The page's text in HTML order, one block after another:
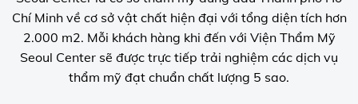
Chí Minh về cơ sở vật chất hiện đại với tổng diện tích hơn
2.000 m2. Mỗi khách hàng khi đến với Viện Thẩm Mỹ
Seoul Center sẽ được trực tiếp trải nghiệm các dịch vụ
thẩm mỹ đạt chuẩn chất lượng 5 sao.